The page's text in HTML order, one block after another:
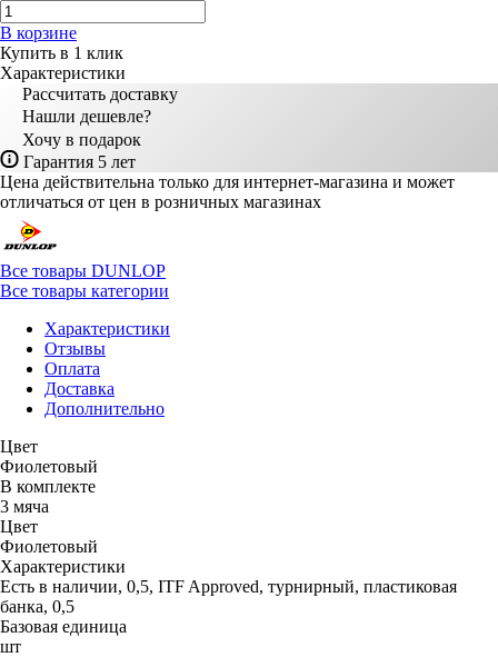
В корзине
Купить в 1 клик
Характеристики
Рассчитать доставку
Нашли дешевле?
Хочу в подарок
Гарантия 5 лет
Цена действительна только для интернет-магазина и может
отличаться от цен в розничных магазинах
Все товары DUNLOP
Все товары категории
Характеристики
Отзывы
Оплата
Доставка
Дополнительно
Цвет
Фиолетовый
В комплекте
3 мяча
Цвет
Фиолетовый
Характеристики
Есть в наличии, 0,5, ITF Approved, турнирный, пластиковая
банка, 0,5
Базовая единица
шт